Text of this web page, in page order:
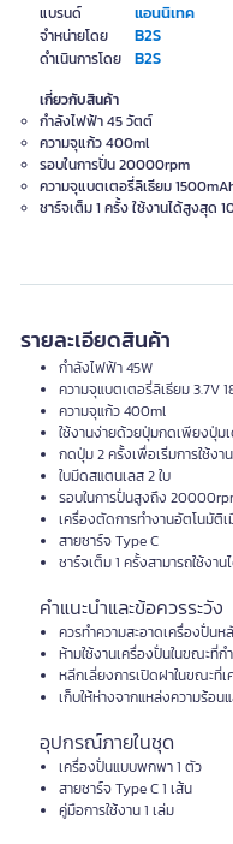
แบรนด์ แอนนิเทค
จำหน่ายโดย B2S
ดำเนินการโดย B2S
เกี่ยวกับสินค้า
กำลังไฟฟ้า 45 วัตต์
ความจุแก้ว 400ml
รอบในการปั่น 20000rpm
ความจุแบตเตอรี่ลิเธียม
ชาร์จเต็ม 1 ครั้ง ใช้งานได้สูงสุด
รายละเอียดสินค้า
กำลังไฟฟ้า 45W
ความจุแบตเตอรี่ลิเธียม 3.7V
ความจุแก้ว 400ml
ใช้งานง่ายด้วยปุ่มกดเพียงปุ่ม
กดปุ่ม 2 ครั้งเพื่อเริ่มการใช้งาน
ใบมีดสแตนเลส 2 ใบ
รอบในการปั่นสูงถึง
เครื่องตัดการทำงานอัตโนมัติ
สายชาร์จ Type C
ชาร์จเต็ม 1 ครั้งสามารถใช้งา
คำแนะนำและข้อควรระวัง
ควรทำความสะอาดเครื่องปั่นห
ห้ามใช้งานเครื่องปั่นในขณะที่ก
หลีกเลี่ยงการเปิดฝาในขณะที่
เก็บให้ห่างจากแหล่งความร้อ
อุปกรณ์ภายในชุด
เครื่องปั่นแบบพกพา 1 ตัว
สายชาร์จ Type C 1 เส้น
คู่มือการใช้งาน 1 เล่ม